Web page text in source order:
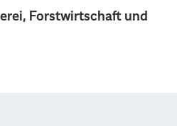
Forstwirtschaft und